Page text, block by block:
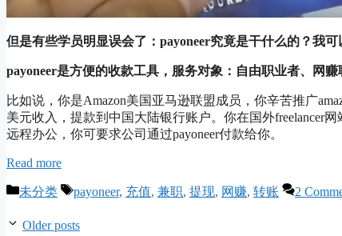
但是有些学员明显误会了：payoneer究竟是干什么的？我
payoneer是方便的收款工具，服务对象：自由职业者、网赚
比如说，你是Amazon美国亚马逊联盟成员，你辛苦推广
美元收入，提款到中国大陆银行账户。你在国外freelancer
远程办公，你可要求公司通过payoneer付款给你。
Read more
Categories
未分类 Tags
payoneer, 充值, 兼职, 提现, 网赚, 转账 2
Older posts